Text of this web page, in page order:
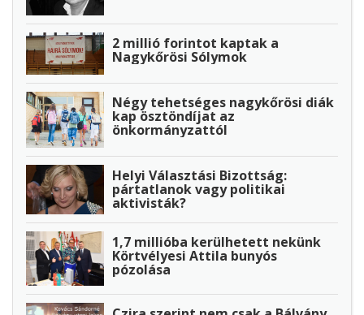
2 millió forintot kaptak a
Nagykőrösi Sólymok
Négy tehetséges nagykőrösi diák
kap ösztöndíjat az
önkormányzattól
Helyi Választási Bizottság:
pártatlanok vagy politikai
aktivisták?
1,7 millióba kerülhetett nekünk
Körtvélyesi Attila bunyós
pózolása